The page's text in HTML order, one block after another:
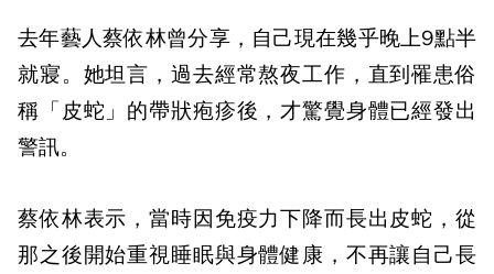
去年藝人蔡依林曾分享，自己現在幾乎晚上9點半
就寢。她坦言，過去經常熬夜工作，直到罹患俗
稱「皮蛇」的帶狀疱疹後，才驚覺身體已經發出
警訊。
蔡依林表示，當時因免疫力下降而長出皮蛇，從
那之後開始重視睡眠與身體健康，不再讓自己長